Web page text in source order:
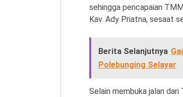
sehingga pencapaian
Kav. Ady Priatna, sesaat
Berita Selanjutnya
Polebunging Selayar
Selain membuka jalan